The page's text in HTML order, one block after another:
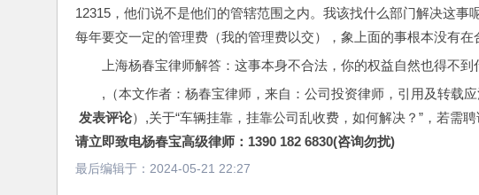
12315，他们说不是他们的管辖范围之内。我该找什么部门解决这
每年要交一定的管理费（我的管理费以交），象上面的事根本没有在
上海杨春宝律师解答：这事本身不合法，你的权益自然也得不
,（本文作者：杨春宝律师，来自：公司投资律师，引用及转载应
发表评论）,关于“车辆挂靠，挂靠公司乱收费，如何解决？”，若需聘
请立即致电杨春宝高级律师：1390 182 6830(咨询勿扰)
最后编辑于： 2024-05-21 22:27